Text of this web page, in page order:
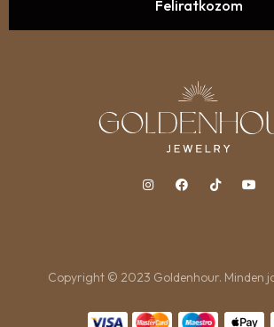
Copyright © 2023 Goldenhour. Minden